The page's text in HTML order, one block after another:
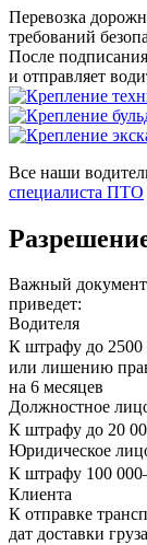
Перевозка
требований
После
и отправляет
Все наши
специалиста ПТО
Важный документ
приведет:
Водителя
К штрафу до 2500
или лишению
на 6 месяцев
Должностное
К штрафу до 20
Юридическое
К штрафу 100
Клиента
К отправке
дат доставки груза